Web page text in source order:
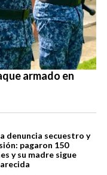
armado en
denuncia secuestro y
pagaron 150
y su madre sigue